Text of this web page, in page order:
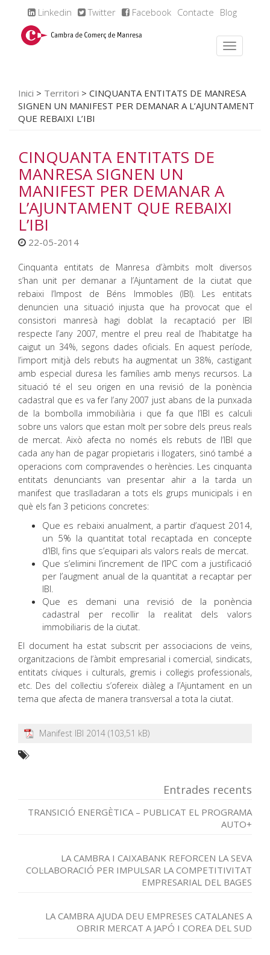
Linkedin Twitter Facebook Contacte Blog
Inici > Territori > CINQUANTA ENTITATS DE MANRESA
SIGNEN UN MANIFEST PER DEMANAR A L’AJUNTAMENT
QUE REBAIXI L’IBI
CINQUANTA ENTITATS DE
MANRESA SIGNEN UN
MANIFEST PER DEMANAR A
L’AJUNTAMENT QUE REBAIXI
L’IBI
22-05-2014
Cinquanta entitats de Manresa d’àmbits molt diversos
s’han unit per demanar a l’Ajuntament de la ciutat que
rebaixi l’Impost de Béns Immobles (IBI). Les entitats
denuncien una situació injusta que ha provocat que el
consistori manresà hagi doblat la recaptació per IBI
respecte l’any 2007, mentre el preu real de l’habitatge ha
caigut un 34%, segons dades oficials. En aquest període,
l’import mitjà dels rebuts ha augmentat un 38%, castigant
amb especial duresa les famílies amb menys recursos. La
situació té el seu origen en una revisió de la ponència
cadastral que es va fer l’any 2007 just abans de la punxada
de la bombolla immobiliària i que fa que l’IBI es calculi
sobre uns valors que estan molt per sobre dels preus reals
de mercat. Això afecta no només els rebuts de l’IBI que
cada any han de pagar propietaris i llogaters, sinó també a
operacions com compravendes o herències. Les cinquanta
entitats denunciants van presentar ahir a la tarda un
manifest que traslladaran a tots els grups municipals i en
què els fan 3 peticions concretes:
Que es rebaixi anualment, a partir d’aquest 2014,
un 5% la quantitat total recaptada en concepte
d’IBI, fins que s’equipari als valors reals de mercat.
Que s’elimini l’increment de l’IPC com a justificació
per l’augment anual de la quantitat a recaptar per
IBI.
Que es demani una revisió de la ponència
cadastral per recollir la realitat dels valors
immobiliaris de la ciutat.
El document ha estat subscrit per associacions de veïns,
organitzacions de l’àmbit empresarial i comercial, sindicats,
entitats cíviques i culturals, gremis i col·legis professionals,
etc. Des del col·lectiu s’ofereix diàleg a l’Ajuntament en un
tema que afecta de manera transversal a tota la ciutat.
Manifest IBI 2014
Entrades recents
TRANSICIÓ ENERGÈTICA – PUBLICAT EL PROGRAMA
AUTO+
LA CAMBRA I CAIXABANK REFORCEN LA SEVA
COL·LABORACIÓ PER IMPULSAR LA COMPETITIVITAT
EMPRESARIAL DEL BAGES
LA CAMBRA AJUDA DEU EMPRESES CATALANES A
OBRIR MERCAT A JAPÓ I COREA DEL SUD